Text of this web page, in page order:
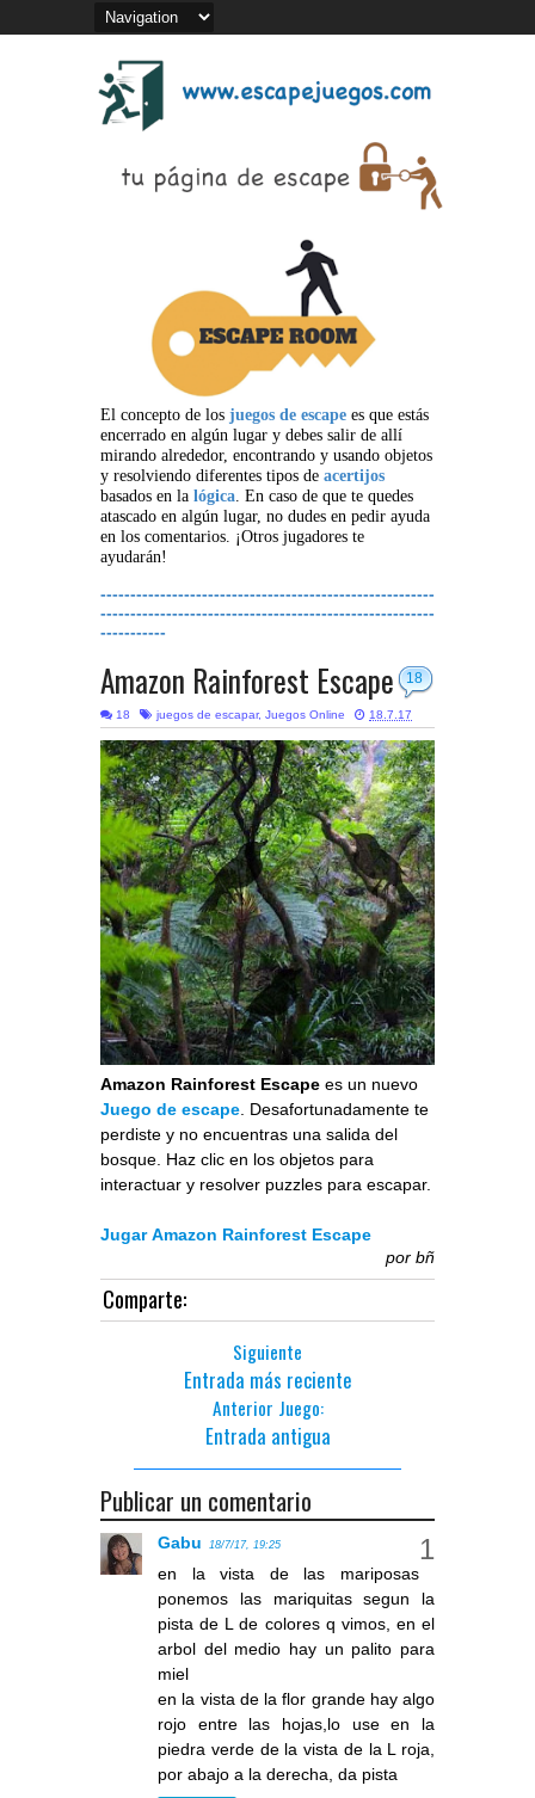
El concepto de los juegos de escape es que estás
encerrado en algún lugar y debes salir de allí
mirando alrededor, encontrando y usando objetos
y resolviendo diferentes tipos de acertijos
basados en la lógica. En caso de que te quedes
atascado en algún lugar, no dudes en pedir ayuda
en los comentarios. ¡Otros jugadores te
ayudarán!
--------------------------------------------------------
--------------------------------------------------------
-----------
18
Amazon Rainforest Escape
18 juegos de escapar, Juegos Online 18.7.17
Amazon Rainforest Escape es un nuevo
Juego de escape . Desafortunadamente te
perdiste y no encuentras una salida del
bosque. Haz clic en los objetos para
interactuar y resolver puzzles para escapar.
Jugar Amazon Rainforest Escape
por bñ
Comparte:
Siguiente
Entrada más reciente
Anterior Juego:
Entrada antigua
Publicar un comentario
Gabu 18/7/17, 19:25
en la vista de las mariposas
ponemos las mariquitas segun la
pista de L de colores q vimos, en el
arbol del medio hay un palito para
miel
en la vista de la flor grande hay algo
rojo entre las hojas,lo use en la
piedra verde de la vista de la L roja,
por abajo a la derecha, da pista